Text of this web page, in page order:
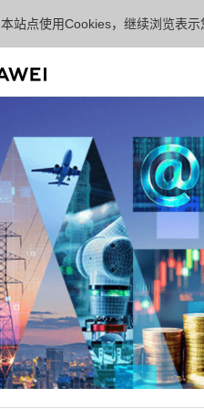
本站点使用Cookies，继续浏览表示